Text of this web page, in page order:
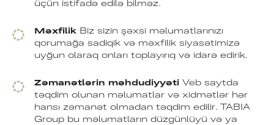
üçün istifadə edilə bilməz.
Məxfilik Biz sizin şəxsi məlumatlarınızı
qorumağa sadiqik və məxfilik siyasətimizə
uyğun olaraq onları toplayırıq və idarə edirik.
Zəmanətlərin məhdudiyyəti Veb saytda
təqdim olunan məlumatlar və xidmətlər hər
hansı zəmanət olmadan təqdim edilir. TABIA
Group bu məlumatların düzgünlüyü və ya